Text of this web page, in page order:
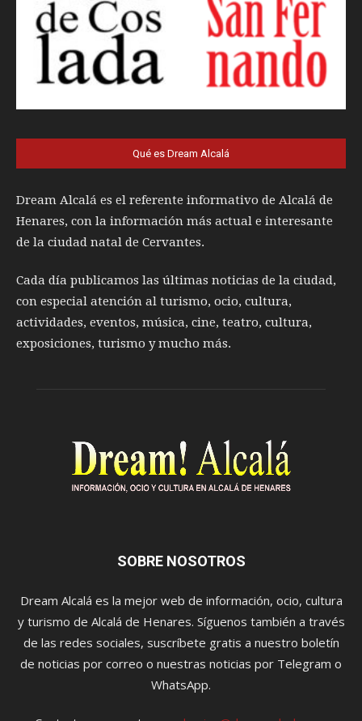
Qué es Dream Alcalá
Dream Alcalá es el referente informativo de Alcalá de
Henares, con la información más actual e interesante
de la ciudad natal de Cervantes.
Cada día publicamos las últimas noticias de la ciudad,
con especial atención al turismo, ocio, cultura,
actividades, eventos, música, cine, teatro, cultura,
exposiciones, turismo y mucho más.
SOBRE NOSOTROS
Dream Alcalá es la mejor web de información, ocio, cultura
y turismo de Alcalá de Henares. Síguenos también a través
de las redes sociales, suscríbete gratis a nuestro boletín
de noticias por correo o nuestras noticias por Telegram o
WhatsApp.